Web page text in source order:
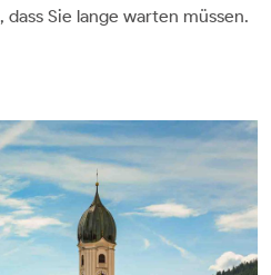
Sie lange warten müssen.